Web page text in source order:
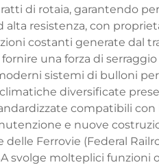
di rotaia, garantendo
resistenza, con
costanti generate dal
una forza di
sistemi di bulloni
diversificate
compatibili
e nuove
Ferrovie (Federal
svolge molteplici